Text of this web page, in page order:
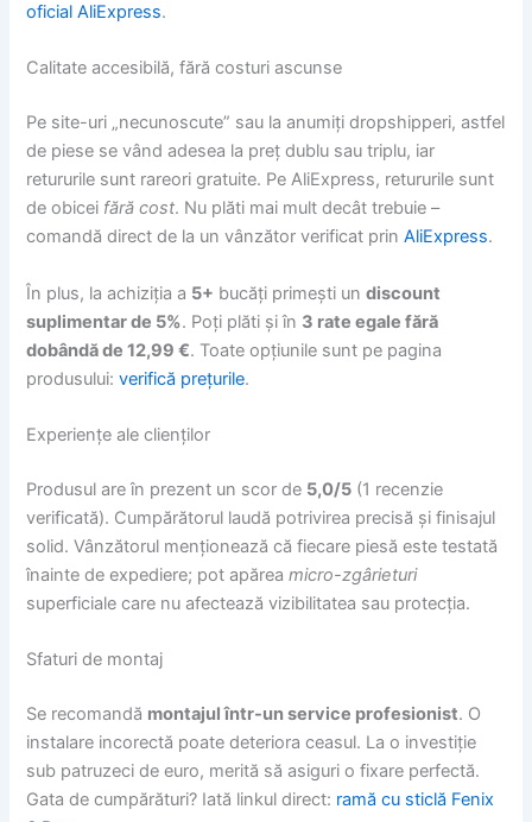
oficial AliExpress.
Calitate accesibilă, fără costuri ascunse
Pe site-uri „necunoscute” sau la anumiți dropshipperi, astfel
de piese se vând adesea la preț dublu sau triplu, iar
retururile sunt rareori gratuite. Pe AliExpress, retururile sunt
de obicei fără cost. Nu plăti mai mult decât trebuie –
comandă direct de la un vânzător verificat prinAliExpress.
În plus, la achiziția a 5+ bucăți primești undiscount
suplimentar de 5%. Poți plăti și în 3 rate egale fără
dobândă de 12,99 €. Toate opțiunile sunt pe pagina
produsului:verifică prețurile.
Experiențe ale clienților
Produsul are în prezent un scor de 5,0/5 (1 recenzie
verificată). Cumpărătorul laudă potrivirea precisă și finisajul
solid. Vânzătorul menționează că fiecare piesă este testată
înainte de expediere; pot apăreamicro-zgârieturi
superficiale care nu afectează vizibilitatea sau protecția.
Sfaturi de montaj
Se recomandă montajul într-un service profesionist. O
instalare incorectă poate deteriora ceasul. La o investiție
sub patruzeci de euro, merită să asiguri o fixare perfectă.
Gata de cumpărături? Iată linkul direct: ramă cu sticlă Fenix